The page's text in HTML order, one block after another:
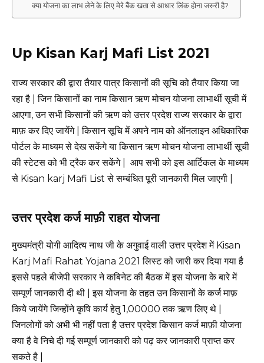
क्या योजना का लाभ लेने के लिए मेरे बैंक खता से आधार लिंक होना जरुरी है?
Up Kisan Karj Mafi List 2021
राज्य सरकार की द्वारा तैयार पात्र किसानों की सूचि को तैयार किया जा
रहा है | जिन किसानों का नाम किसान ऋण मोचन योजना लाभार्थी सूची में
आएगा, उन सभी किसानों की ऋण को उत्तर प्रदेश राज्य सरकार के द्वारा
माफ़ कर दिए जायेंगे | किसान सूचि में अपने नाम को ऑनलाइन अधिकारिक
पोर्टल के माध्यम से देख सकेंगे या किसान ऋण मोचन योजना लाभार्थी सूची
की स्टेटस को भी ट्रैक कर सकेंगे | आप सभी को इस आर्टिकल के माध्यम
से Kisan karj Mafi List से सम्बंधित पूरी जानकारी मिल जाएगी |
उत्तर प्रदेश कर्ज माफ़ी राहत योजना
मुख्यमंत्री योगी आदित्य नाथ जी के अगुवाई वाली उत्तर प्रदेश में Kisan
Karj Mafi Rahat Yojana 2021 लिस्ट को जारी कर दिया गया है
इससे पहले बीजेपी सरकार ने कबिनेट की बैठक में इस योजना के बारे में
सम्पूर्ण जानकारी दी थी | इस योजना के तहत उन किसानों के कर्ज माफ़
किये जायेंगे जिन्होंने कृषि कार्य हेतु1,00000 तक ऋण लिए थे |
जिनलोगों को अभी भी नहीं पता है उत्तर प्रदेश किसान कर्ज माफ़ी योजना
क्या है वे निचे दी गई सम्पूर्ण जानकारी को पढ़ कर जानकारी प्राप्त कर
सकते है |